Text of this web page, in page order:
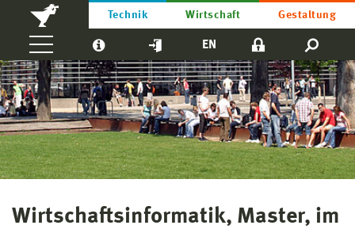
Technik Wirtschaft Gestaltung
EN
Wirtschaftsinformatik, Master, im